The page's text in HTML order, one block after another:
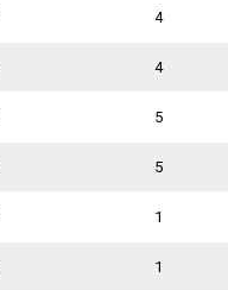
4
4
5
5
1
1